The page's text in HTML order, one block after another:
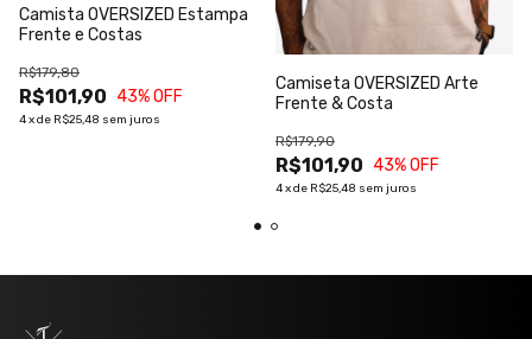
Camista OVERSIZED Estampa
Frente e Costas
R$101,90
R$179,80
43% OFF
4xde R$25,48 sem juros
Camiseta OVERSIZED Arte
Frente & Costa
R$101,90
R$179,90
43% OFF
4xde R$25,48 sem juros